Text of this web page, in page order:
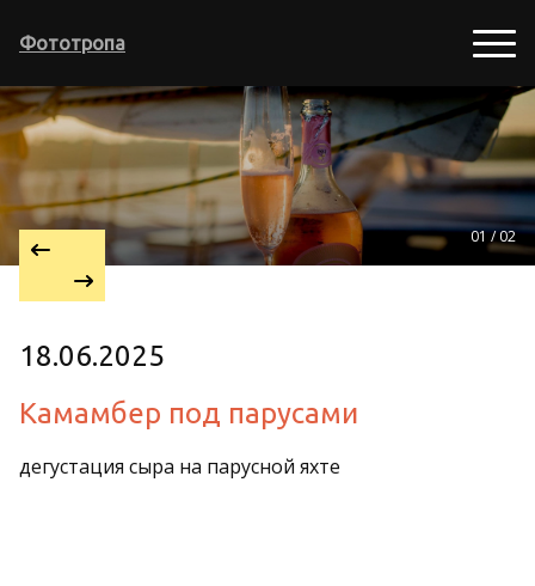
Фототропа
Камамбер под парусами
18.06.2025
дегустация сыра на парусной яхте
01 / 02